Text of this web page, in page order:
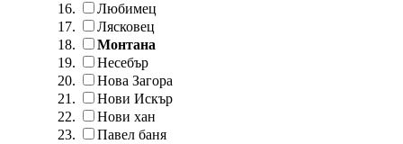
Любимец
Лясковец
Монтана
Несебър
Нова Загора
Нови Искър
Нови хан
Павел баня